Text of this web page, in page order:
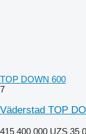
TOP DOWN 600
7
Väderstad TOP
415 400 000 UZS 35